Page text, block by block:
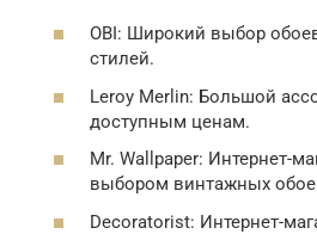
OBI: Широкий выбор
стилей.
Leroy Merlin: Большой
доступным ценам.
Mr. Wallpaper: Интернет-
выбором винтажных
Decoratorist: Интернет-